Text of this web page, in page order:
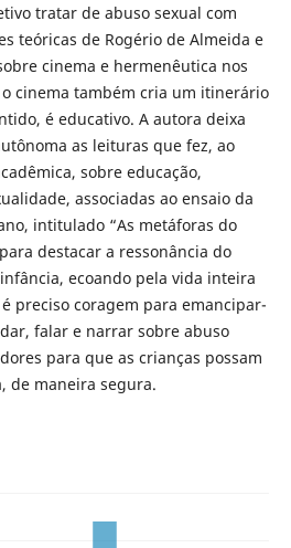
tratar de abuso sexual com
teóricas de Rogério de Almeida e
cinema e hermenêutica nos
cinema também cria um itinerário
é educativo. A autora deixa
as leituras que fez, ao
sobre educação,
associadas ao ensaio da
intitulado “As metáforas do
destacar a ressonância do
ecoando pela vida inteira
preciso coragem para emancipar-
falar e narrar sobre abuso
para que as crianças possam
de maneira segura.